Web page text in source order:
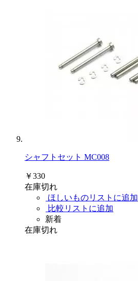
シャフトセット MC008
￥330
在庫切れ
ほしいものリストに追加
比較リストに追加
新着
在庫切れ